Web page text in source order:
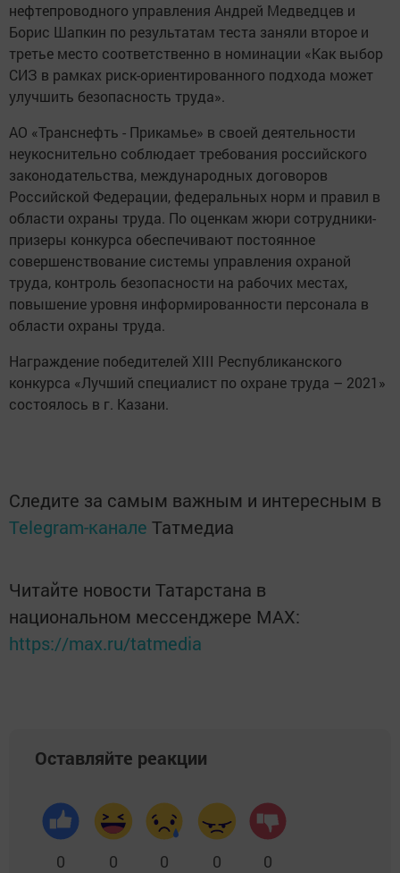
нефтепроводного управления Андрей Медведцев и
Борис Шапкин по результатам теста заняли второе и
третье место соответственно в номинации «Как выбор
СИЗ в рамках риск-ориентированного подхода может
улучшить безопасность труда».
АО «Транснефть - Прикамье» в своей деятельности
неукоснительно соблюдает требования российского
законодательства, международных договоров
Российской Федерации, федеральных норм и правил в
области охраны труда. По оценкам жюри сотрудники-
призеры конкурса обеспечивают постоянное
совершенствование системы управления охраной
труда, контроль безопасности на рабочих местах,
повышение уровня информированности персонала в
области охраны труда.
Награждение победителей XIII Республиканского
конкурса «Лучший специалист по охране труда – 2021»
состоялось в г. Казани.
Следите за самым важным и интересным в
Telegram-канале Татмедиа
Читайте новости Татарстана в
национальном мессенджере MАХ:
https://max.ru/tatmedia
Оставляйте реакции
0 0 0 0 0